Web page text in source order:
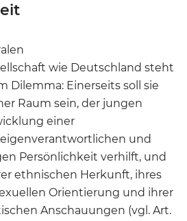
wie Deutschland steht
Dilemma: Einerseits soll sie
Raum sein, der jungen
einer
und
Persönlichkeit verhilft, und
ethnischen Herkunft, ihres
Orientierung und ihrer
Anschauungen (vgl. Art.